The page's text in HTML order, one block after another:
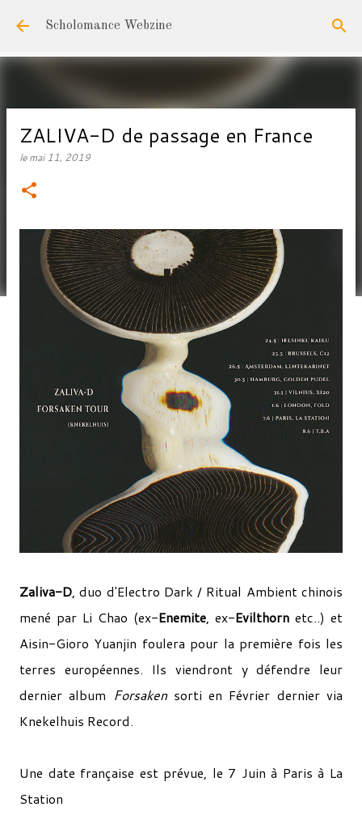
Accéder au contenu principal
Scholomance Webzine
ZALIVA-D de passage en France
lemai 11, 2019
Zaliva-D, duo d'Electro Dark / Ritual Ambient chinois
mené par Li Chao (ex-Enemite, ex-Evilthorn etc..) et
Aisin-Gioro Yuanjin foulera pour la première fois les
terres européennes. Ils viendront y défendre leur
dernier album Forsaken sorti en Février dernier via
Knekelhuis Record.
Une date française est prévue, le 7 Juin à Paris à La
Station